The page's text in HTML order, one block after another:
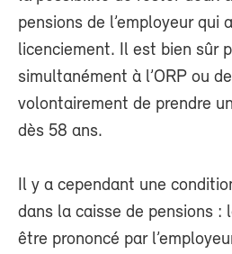
pensions de l’employeur qui
licenciement. Il est bien sûr
simultanément à l’ORP ou
volontairement de prendre
dès 58 ans.
Il y a cependant une
dans la caisse de pensions :
être prononcé par